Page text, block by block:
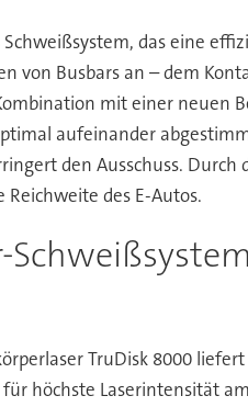
das eine
Busbars an – dem
mit einer
aufeinander
den Ausschuss.
des E-Autos.
TruDisk 8000
höchste Laserintensität